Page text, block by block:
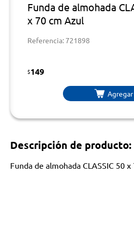
Funda de almohada
x 70 cm Azul
Referencia: 721898
$149
Agregar
Descripción de producto:
Funda de almohada CLASSIC 50